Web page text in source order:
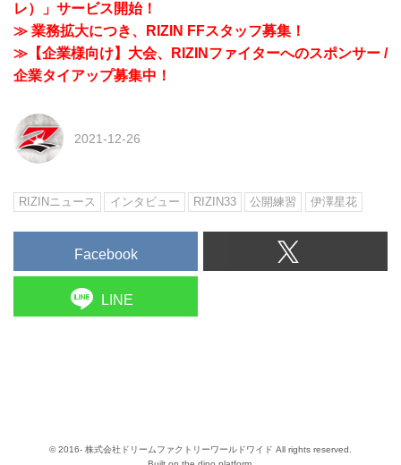
レ）」サービス開始！
≫ 業務拡大につき、RIZIN FFスタッフ募集！
≫【企業様向け】大会、RIZINファイターへのスポンサー /
企業タイアップ募集中！
2021-12-26
RIZINニュース インタビュー RIZIN33 公開練習 伊澤星花
Facebook
LINE
© 2016- 株式会社ドリームファクトリーワールドワイド All rights reserved.